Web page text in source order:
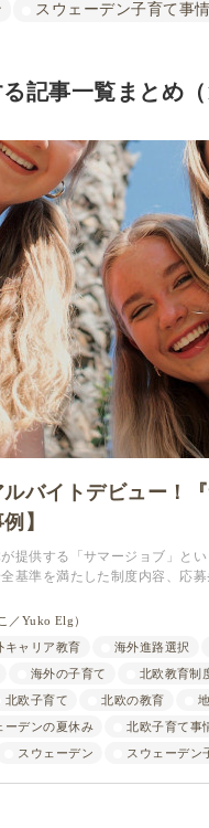
スウェーデン子育て事情
記事一覧まとめ（
バイトデビュー！
】
提供する「サマージョブ」と
基準を満たした制度内容、応
／Yuko Elg）
キャリア教育 海外進路選択
海外の子育て 北欧教育制
北欧子育て 北欧の教育
ーデンの夏休み 北欧子育て事
スウェーデン スウェーデン